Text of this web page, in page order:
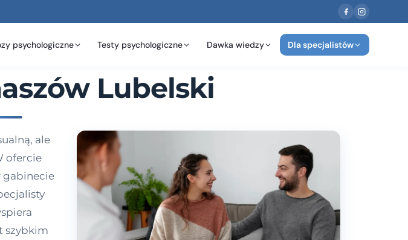
psychologiczne Testy psychologiczne Dawka wiedzy Dla specjalistów
Lubelski
ale
ofercie
gabinecie
szybkim